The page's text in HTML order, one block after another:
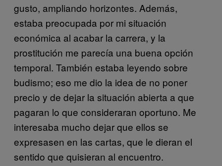
gusto, ampliando horizontes. Además,
estaba preocupada por mi situación
económica al acabar la carrera, y la
prostitución me parecía una buena opción
temporal. También estaba leyendo sobre
budismo; eso me dio la idea de no poner
precio y de dejar la situación abierta a que
pagaran lo que consideraran oportuno. Me
interesaba mucho dejar que ellos se
expresasen en las cartas, que le dieran el
sentido que quisieran al encuentro.